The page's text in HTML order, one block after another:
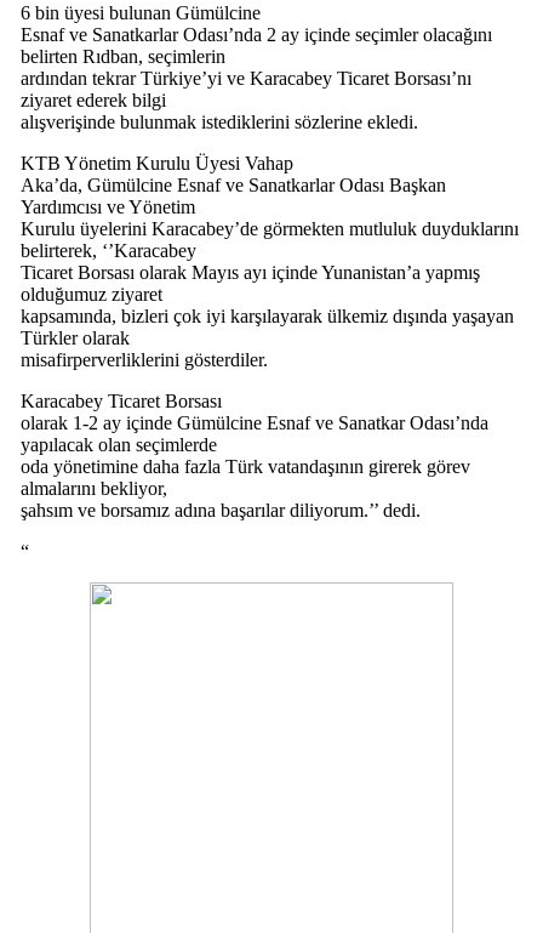
6 bin üyesi bulunan Gümülcine
Esnaf ve Sanatkarlar Odası’nda 2 ay içinde seçimler olacağını
belirten Rıdban, seçimlerin
ardından tekrar Türkiye’yi ve Karacabey Ticaret Borsası’nı
ziyaret ederek bilgi
alışverişinde bulunmak istediklerini sözlerine ekledi.
KTB Yönetim Kurulu Üyesi Vahap
Aka’da, Gümülcine Esnaf ve Sanatkarlar Odası Başkan
Yardımcısı ve Yönetim
Kurulu üyelerini Karacabey’de görmekten mutluluk duyduklarını
belirterek, ‘’Karacabey
Ticaret Borsası olarak Mayıs ayı içinde Yunanistan’a yapmış
olduğumuz ziyaret
kapsamında, bizleri çok iyi karşılayarak ülkemiz dışında yaşayan
Türkler olarak
misafirperverliklerini gösterdiler.
Karacabey Ticaret Borsası
olarak 1-2 ay içinde Gümülcine Esnaf ve Sanatkar Odası’nda
yapılacak olan seçimlerde
oda yönetimine daha fazla Türk vatandaşının girerek görev
almalarını bekliyor,
şahsım ve borsamız adına başarılar diliyorum.’’ dedi.
“